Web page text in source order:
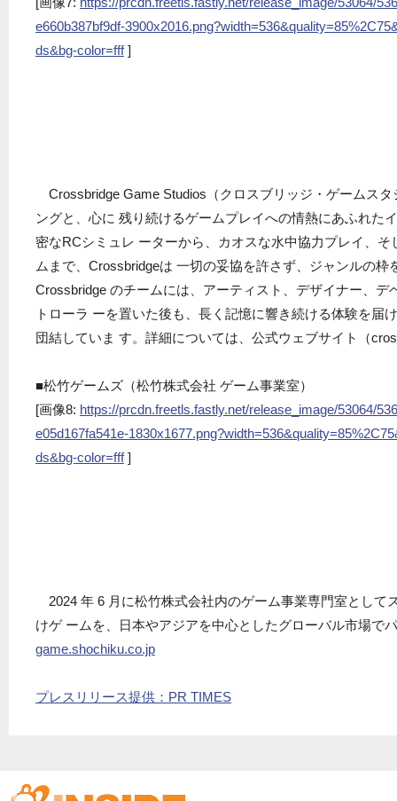
e660b387bf9df-
ds&bg-color=fff]
Crossbridge Game Studios（クロスブリッジ・ゲームス
ングと、心に 残り続けるゲームプレイへの情熱にあふれた
密なRCシミュレ ーターから、カオスな水中協力プレイ、
ムまで、Crossbridgeは 一切の妥協を許さず、ジャンルの
Crossbridge のチームには、アーティスト、デザイナー、デ
トローラ ーを置いた後も、長く記憶に響き続ける体験を届
団結していま す。詳細については、公式ウェブサイト（
■松竹ゲームズ（松竹株式会社 ゲーム事業室）
[画像8: https://prcdn.freetls.fastly.net/release_image/53064/
e05d167fa541e-
ds&bg-color=fff]
2024 年 6 月に松竹株式会社内のゲーム事業専門室として
けゲ ームを、日本やアジアを中心としたグローバル市場で
game.shochiku.co.jp
プレスリリース提供：PR TIMES